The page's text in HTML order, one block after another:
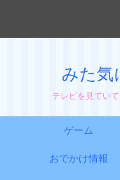
みた気
テレビを見てい
ゲーム
おでかけ情報